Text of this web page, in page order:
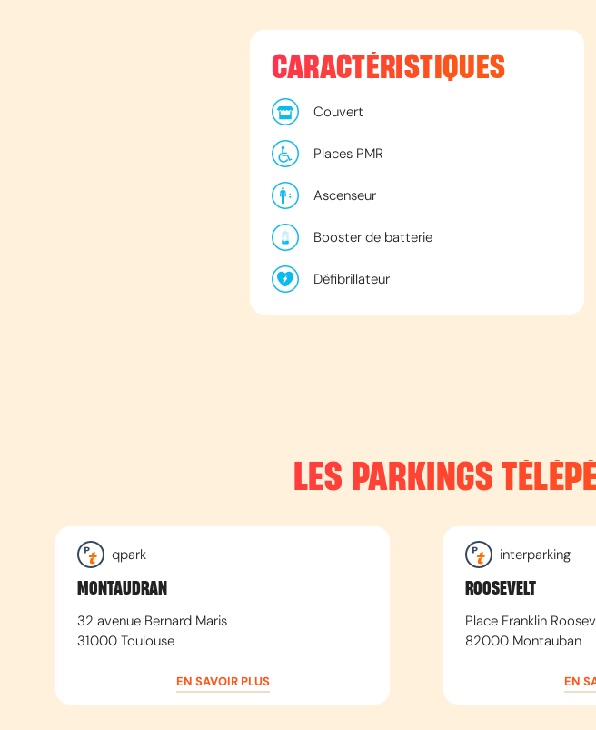
CARACTÉRISTIQUES
Couvert
Places PMR
Ascenseur
Booster de batterie
Défibrillateur
LES PARKINGS
qpark
MONTAUDRAN
32 avenue Bernard Maris
31000 Toulouse
EN SAVOIR PLUS
interparking
ROOSEVELT
Place Franklin
82000 Montauban
EN